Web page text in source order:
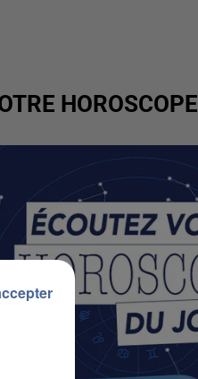
HOROSCOPE